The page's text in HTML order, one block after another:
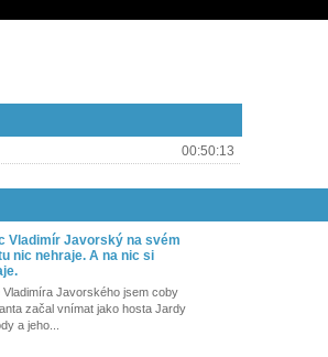
00:50:13
Vladimír Javorský na svém
nic nehraje. A na nic si
Vladimíra Javorského jsem coby
začal vnímat jako hosta Jardy
a jeho...